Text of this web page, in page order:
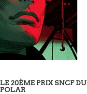
LE 20ÈME PRIX SNCF DU
POLAR